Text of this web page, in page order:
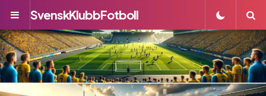
Menu
SvenskKlubbFotboll